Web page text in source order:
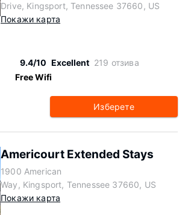
Drive, Kingsport, Tennessee 37660, US
Покажи карта
9.4/10 Excellent 219 отзива
Free Wifi
Изберете
Americourt Extended Stays
1900 American
Way, Kingsport, Tennessee 37660, US
Покажи карта